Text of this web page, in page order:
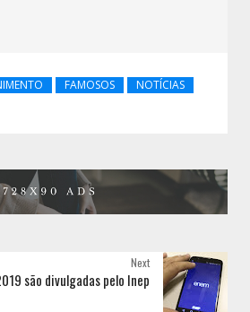
FAMOSOS
NOTÍCIAS
Next
são divulgadas pelo Inep